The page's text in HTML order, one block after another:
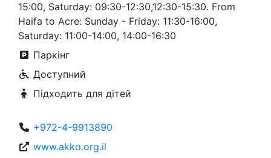
15:00, Saturday: 09:30-12:30,12:30-15:30. From
Haifa to Acre: Sunday - Friday: 11:30-16:00,
Saturday: 11:00-14:00, 14:00-16:30
Паркінг
Доступний
Підходить для дітей
+972-4-9913890
www.akko.org.il